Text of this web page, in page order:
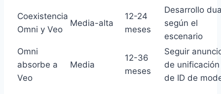
Coexistencia
Omni y Veo
Media-alta
12-24
meses
Desarrollo
según el
escenario
Omni
absorbe a
Veo
Media
12-36
meses
Seguir
de unificación
de ID de